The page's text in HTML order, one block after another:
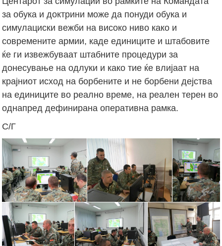
за обука и доктрини може да понуди обука и
симулациски вежби на високо ниво како и
современите армии, каде единиците и штабовите
ќе ги извежбуваат штабните процедури за
донесување на одлуки и како тие ќе влијаат на
крајниот исход на борбените и не борбени дејства
на единиците во реално време, на реален терен во
однапред дефинирана оперативна рамка.
С/Г